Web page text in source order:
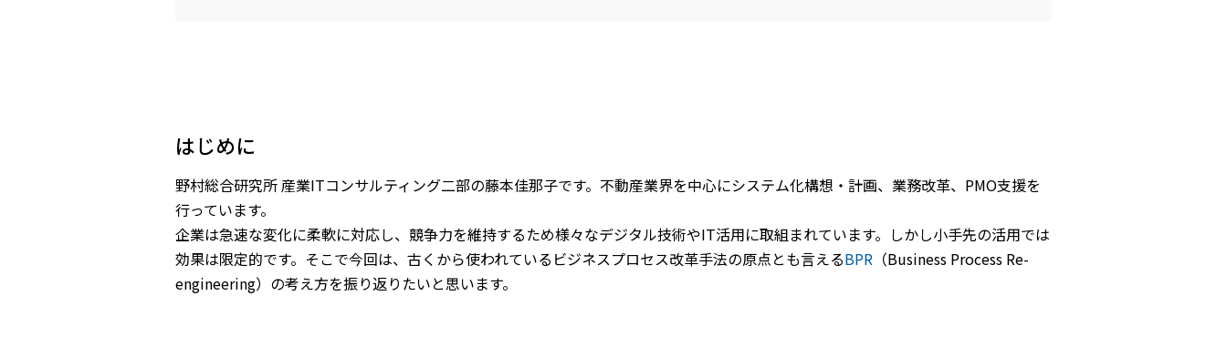
はじめに
野村総合研究所 産業ITコンサルティング二部の藤本佳那子です。不動産業界を中心にシステム化構想・計画、業務改革、PMO支援を
行っています。
企業は急速な変化に柔軟に対応し、競争力を維持するため様々なデジタル技術やIT活用に取組まれています。しかし小手先の活用では
効果は限定的です。そこで今回は、古くから使われているビジネスプロセス改革手法の原点とも言えるBPR （Business Process Re-
engineering）の考え方を振り返りたいと思います。